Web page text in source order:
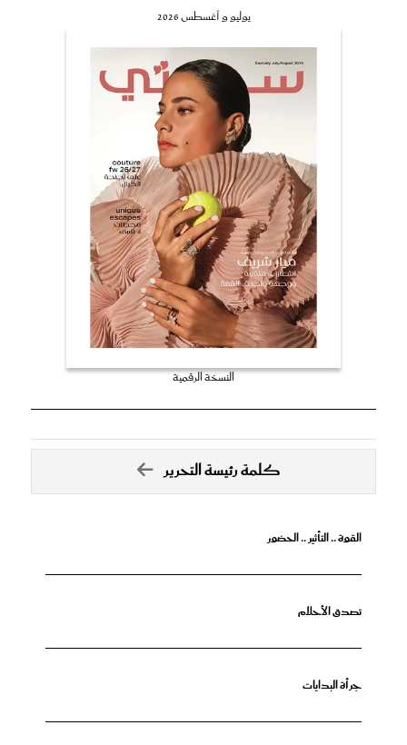
يوليو و أغسطس 2026
النسخة الرقمية
كلمة رئيسة التحرير
القوة .. التأثير .. الحضور
تصدق الأحلام
جرأة البدايات